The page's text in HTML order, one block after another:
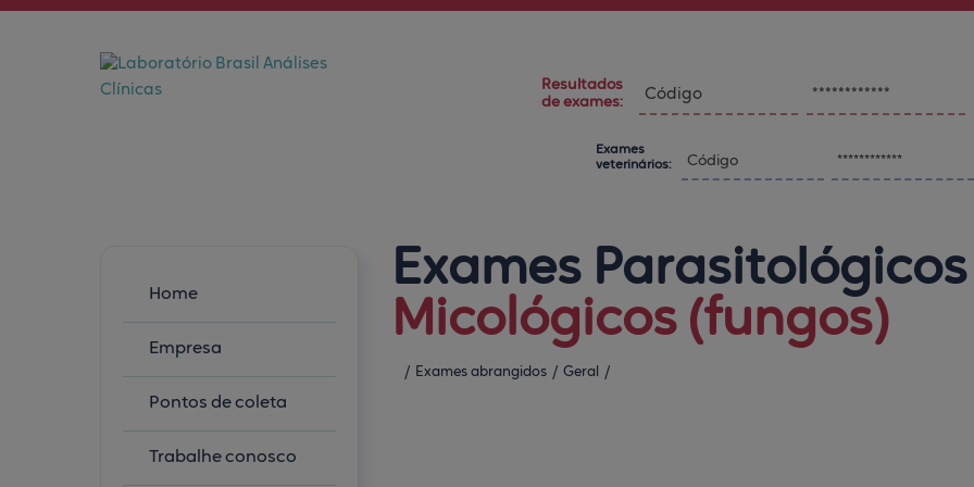
Resultados
de exames:
Exames
veterinários:
Home
Empresa
Pontos de coleta
Trabalhe conosco
Exames
Micológicos (fungos)
/ Exames abrangidos / Geral /